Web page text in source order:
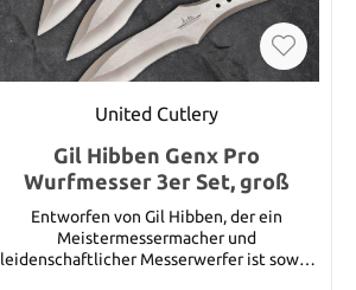
United Cutlery
Gil Hibben Genx Pro
Wurfmesser 3er Set, groß
Entworfen von Gil Hibben, der ein
Meistermessermacher und
leidenschaftlicher Messerwerfer ist sowie